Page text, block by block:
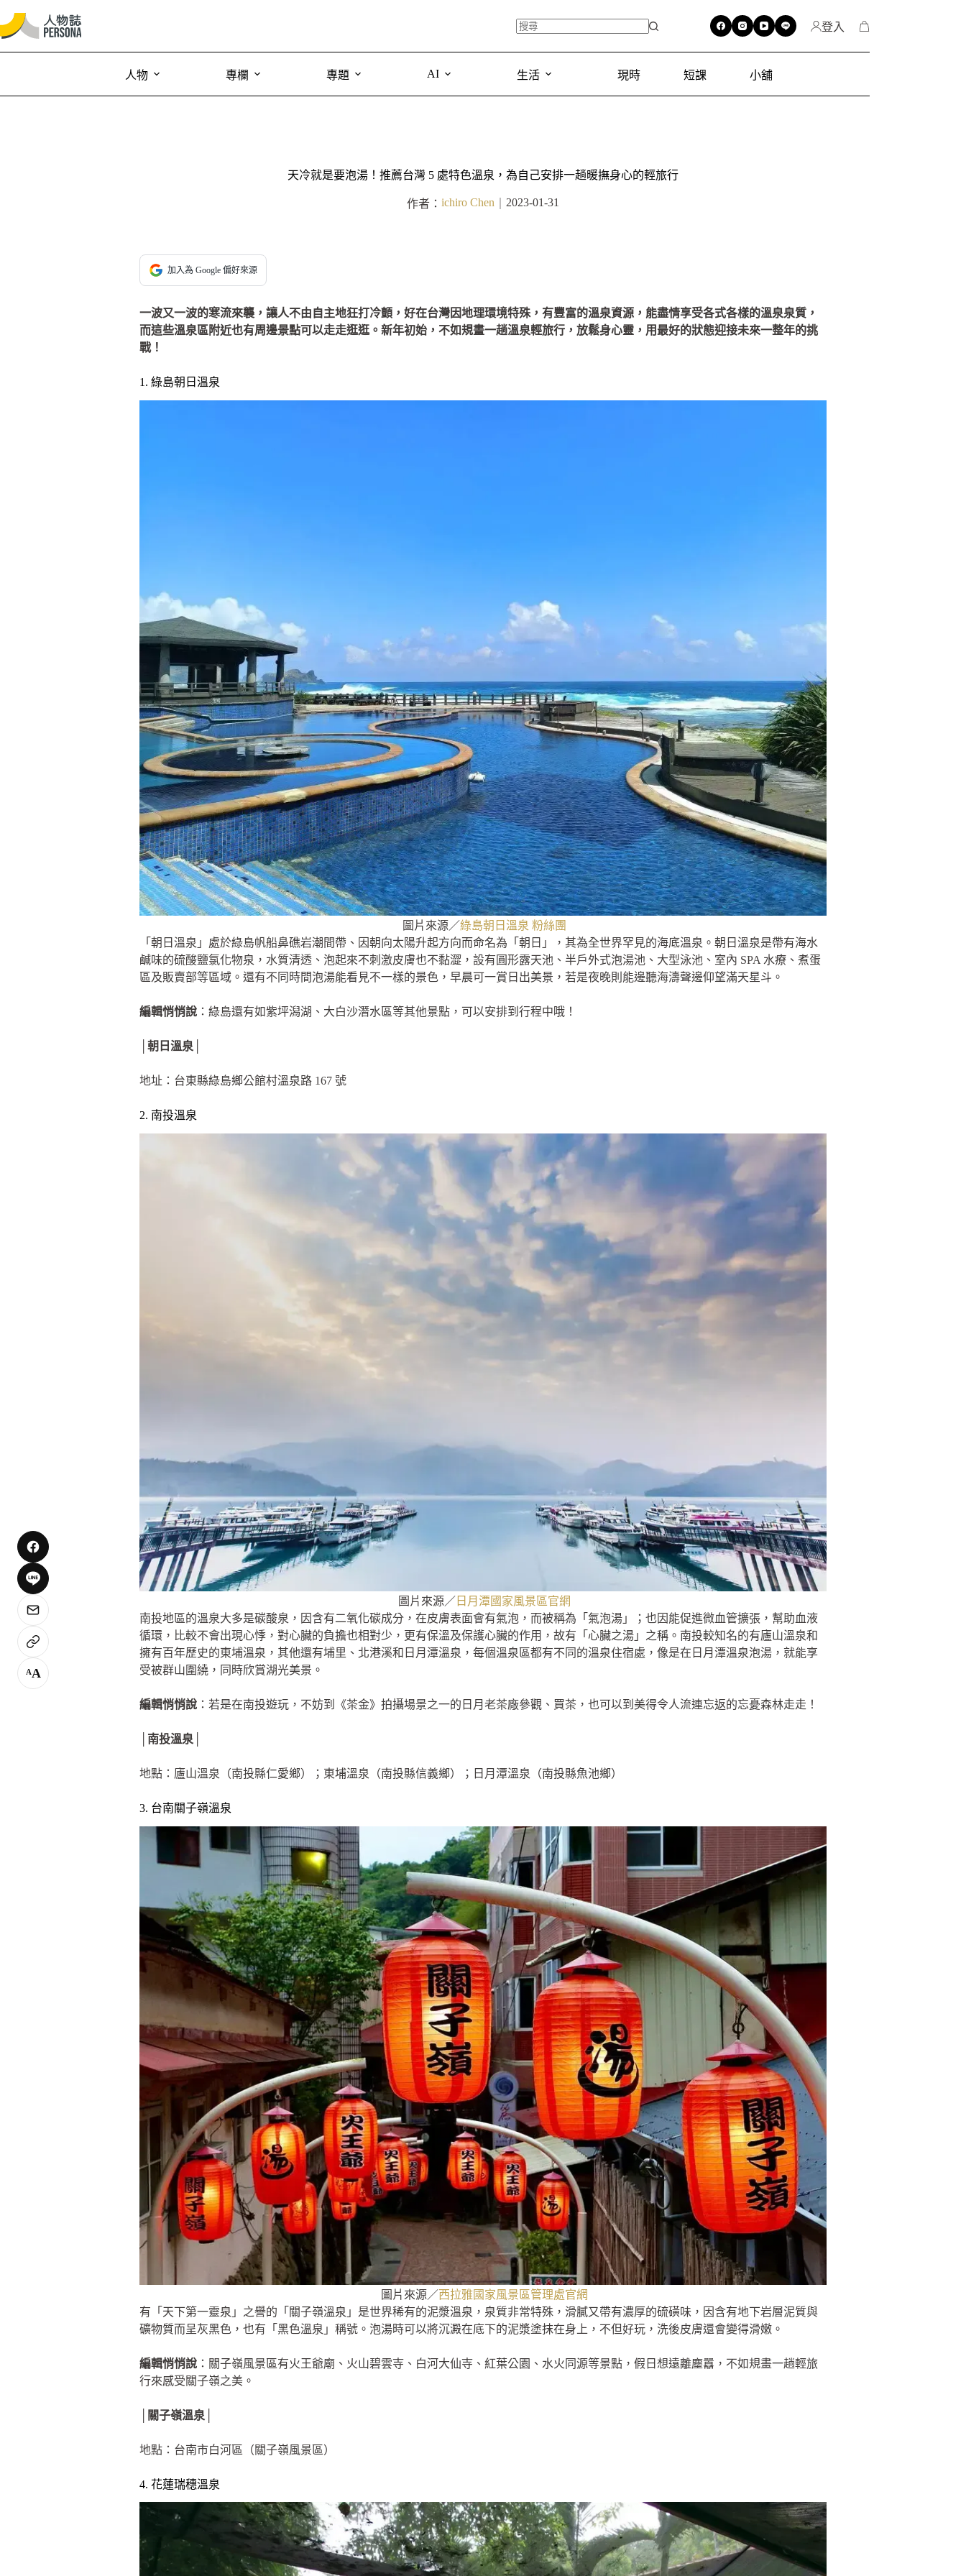
登入
人物 專欄 專題 AI 生活 現時 短課 小舖
天冷就是要泡湯！推薦台灣 5 處特色溫泉，為自己安排一趟暖撫身心的輕旅行
作者： ichiro Chen 2023-01-31
加入為 Google 偏好來源
一波又一波的寒流來襲，讓人不由自主地狂打冷顫，好在台灣因地理環境特殊，有豐富的溫泉資源，能盡情享受各式各樣的溫泉泉質，
而這些溫泉區附近也有周邊景點可以走走逛逛。新年初始，不如規畫一趟溫泉輕旅行，放鬆身心靈，用最好的狀態迎接未來一整年的挑
戰！
1. 綠島朝日溫泉
圖片來源／綠島朝日溫泉 粉絲團
「朝日溫泉」處於綠島帆船鼻礁岩潮間帶、因朝向太陽升起方向而命名為「朝日」，其為全世界罕見的海底溫泉。朝日溫泉是帶有海水
鹹味的硫酸鹽氯化物泉，水質清透、泡起來不刺激皮膚也不黏澀，設有圓形露天池、半戶外式泡湯池、大型泳池、室內 SPA 水療、煮蛋
區及販賣部等區域。還有不同時間泡湯能看見不一樣的景色，早晨可一賞日出美景，若是夜晚則能邊聽海濤聲邊仰望滿天星斗。
編輯悄悄說 ：綠島還有如紫坪潟湖、大白沙潛水區等其他景點，可以安排到行程中哦！
│朝日溫泉│
地址：台東縣綠島鄉公館村溫泉路 167 號
2. 南投溫泉
圖片來源／ 日月潭國家風景區官網
南投地區的溫泉大多是碳酸泉，因含有二氧化碳成分，在皮膚表面會有氣泡，而被稱為「氣泡湯」；也因能促進微血管擴張，幫助血液
循環，比較不會出現心悸，對心臟的負擔也相對少，更有保溫及保護心臟的作用，故有「心臟之湯」之稱。南投較知名的有廬山溫泉和
擁有百年歷史的東埔溫泉，其他還有埔里、北港溪和日月潭溫泉，每個溫泉區都有不同的溫泉住宿處，像是在日月潭溫泉泡湯，就能享
受被群山圍繞，同時欣賞湖光美景。
編輯悄悄說 ：若是在南投遊玩，不妨到《茶金》拍攝場景之一的日月老茶廠參觀、買茶，也可以到美得令人流連忘返的忘憂森林走走！
│南投溫泉│
地點：廬山溫泉（南投縣仁愛鄉）；東埔溫泉（南投縣信義鄉）；日月潭溫泉（南投縣魚池鄉）
3. 台南關子嶺溫泉
圖片來源／西拉雅國家風景區管理處官網
有「天下第一靈泉」之譽的「關子嶺溫泉」是世界稀有的泥漿溫泉，泉質非常特殊，滑膩又帶有濃厚的硫磺味，因含有地下岩層泥質與
礦物質而呈灰黑色，也有「黑色溫泉」稱號。泡湯時可以將沉澱在底下的泥漿塗抹在身上，不但好玩，洗後皮膚還會變得滑嫩。
編輯悄悄說 ：關子嶺風景區有火王爺廟、火山碧雲寺、白河大仙寺、紅葉公園、水火同源等景點，假日想遠離塵囂，不如規畫一趟輕旅
行來感受關子嶺之美。
│關子嶺溫泉│
地點：台南市白河區（關子嶺風景區）
4. 花蓮瑞穗溫泉
AA